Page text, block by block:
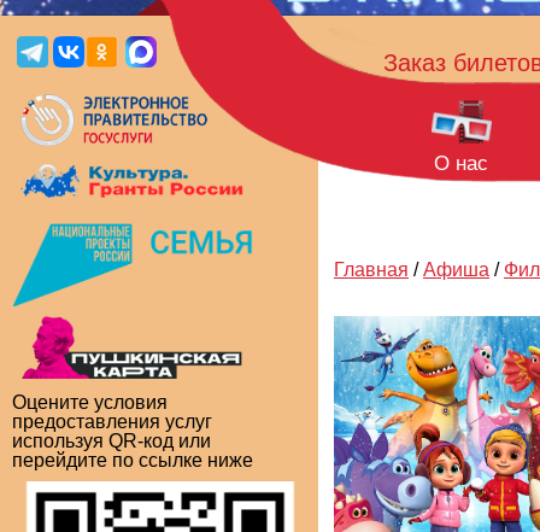
Оцените условия
предоставления услуг
используя QR-код или
перейдите по ссылке ниже
Заказ
О нас
Главная / Афиша /